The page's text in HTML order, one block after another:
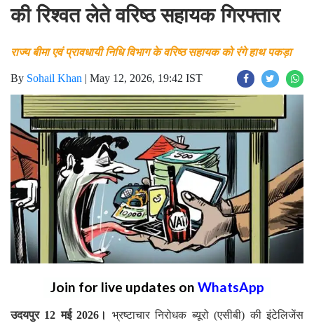
की रिश्वत लेते वरिष्ठ सहायक गिरफ्तार
राज्य बीमा एवं प्रावधायी निधि विभाग के वरिष्ठ सहायक को रंगे हाथ पकड़ा
By Sohail Khan | May 12, 2026, 19:42 IST
Join for live updates on WhatsApp
उदयपुर 12 मई 2026।
भ्रष्टाचार निरोधक ब्यूरो (एसीबी) की इंटेलिजेंस